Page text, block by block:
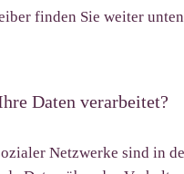
finden Sie weiter
Daten verarbeitet?
Netzwerke sind in